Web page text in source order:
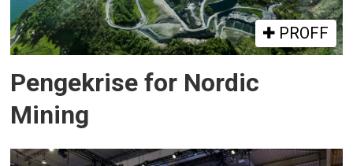
PROFF
Pengekrise for Nordic
Mining